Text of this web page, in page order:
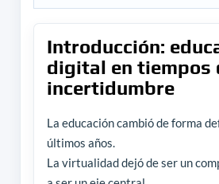
Introducción:
digital en tiempos
incertidumbre
La educación cambió de forma
últimos años.
La virtualidad dejó de ser un